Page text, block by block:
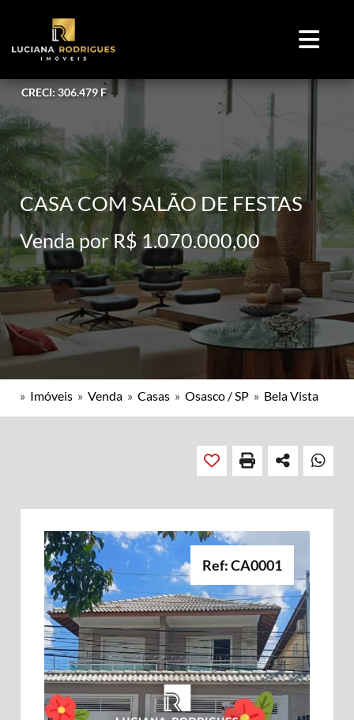
CRECI: 306.479 F
CASA COM SALÃO DE FESTAS
Venda por R$ 1.070.000,00
» Imóveis » Venda » Casas » Osasco / SP » Bela Vista
Ref: CA0001